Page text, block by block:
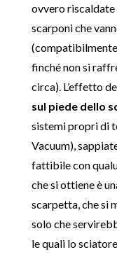
ovvero riscaldate
scarponi che
finché non si
circa). L’effetto
sul piede dello
sistemi propri di
Vacuum),
fattibile con
che si ottiene è
scarpetta, che si
solo che
le quali lo